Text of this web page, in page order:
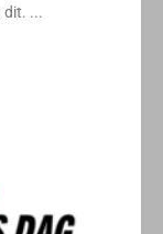
dit.